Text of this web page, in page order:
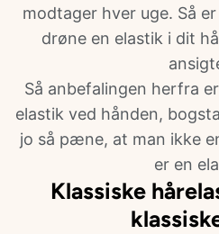
modtager hver uge. Så
drøne en elastik i dit
Så anbefalingen herfra
elastik ved hånden,
jo så pæne, at man ikke
er en
Klassiske